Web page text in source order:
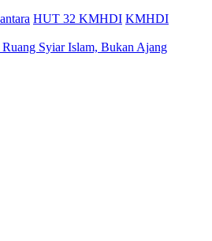
HUT 32 KMHDI KMHDI
Syiar Islam, Bukan Ajang